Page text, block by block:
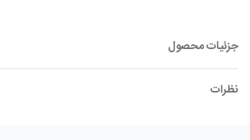
جزئیات محصول
نظرات